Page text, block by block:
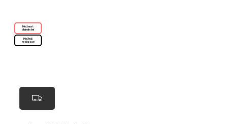
Možnost
objednání
Možná
realizace